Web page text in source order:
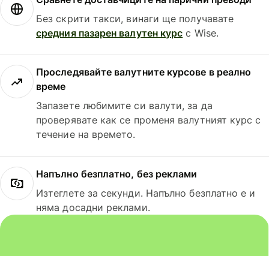
Без скрити такси, винаги ще получавате
средния пазарен валутен курс с Wise.
Проследявайте валутните курсове в реално
време
Запазете любимите си валути, за да
проверявате как се променя валутният курс с
течение на времето.
Напълно безплатно, без реклами
Изтеглете за секунди. Напълно безплатно е и
няма досадни реклами.